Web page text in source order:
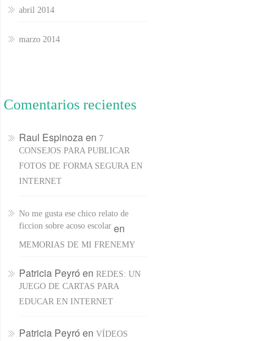
abril 2014
marzo 2014
Comentarios recientes
Raul Espinozaen 7
CONSEJOS PARA PUBLICAR
FOTOS DE FORMA SEGURA EN
INTERNET
No me gusta ese chico relato de
ficcion sobre acoso escolaren
MEMORIAS DE MI FRENEMY
Patricia Peyró en REDES: UN
JUEGO DE CARTAS PARA
EDUCAR EN INTERNET
Patricia Peyró en VÍDEOS